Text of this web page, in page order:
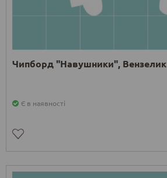
Чипборд "Навушники", Вензелик
Є в наявності